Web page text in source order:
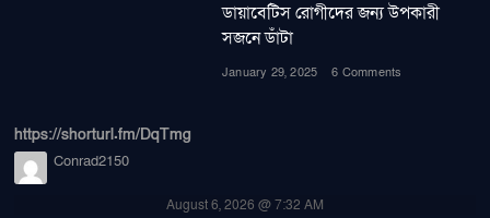
ডায়াবেটিস রোগীদের জন্য উপকারী
সজনে ডাঁটা
January 29, 2025 6 Comments
https://shorturl.fm/DqTmg
Conrad2150
August 6, 2026 @ 7:32 AM